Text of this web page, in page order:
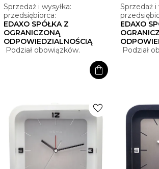
Sprzedaż i wysyłka:
przedsiębiorca:
EDAXO SPÓŁKA Z
OGRANICZONĄ
ODPOWIEDZIALNOŚCIĄ
Podział obowiązków.
shopping_bag
Sprzedaż i
EDAXO
Podział
favorite